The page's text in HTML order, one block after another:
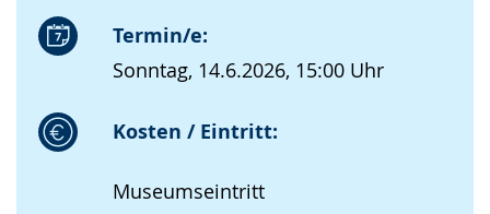
Termin/e:
Sonntag, 14.6.2026, 15:00 Uhr
Kosten / Eintritt:
Museumseintritt